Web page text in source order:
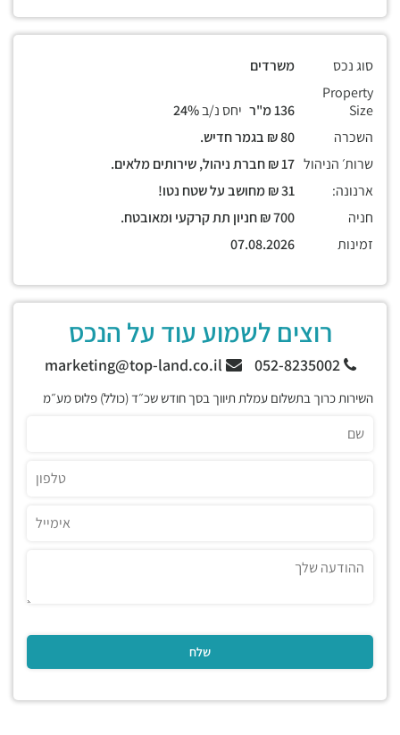
סוג נכס
משרדים
Property
Size
יחס נ/ב
השכרה
שרות׳ הניהול
ארנונה:
חניה
זמינות
רוצים לשמוע עוד על הנכס
052-8235002
השירות כרוך בתשלום עמלת תיווך בסך חודש שכ״ד (כולל) פלוס מע״מ